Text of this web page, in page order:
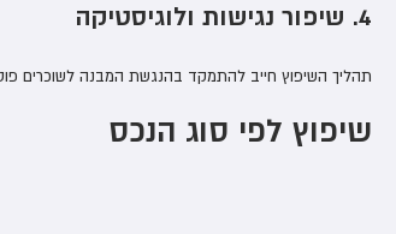
4. שיפור נגישות ולוגיסטיקה
תהליך השיפוץ חייב להתמקד בהנגשת המבנה לשוכרים
שיפוץ לפי סוג הנכס